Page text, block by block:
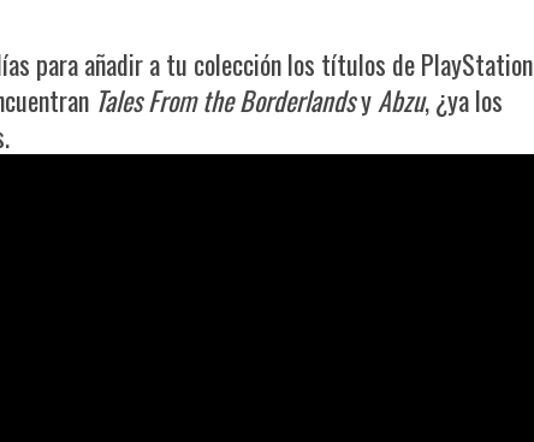
para añadir a tu colección los títulos de PlayStation
Tales From the BorderlandsyAbzu, ¿ya los